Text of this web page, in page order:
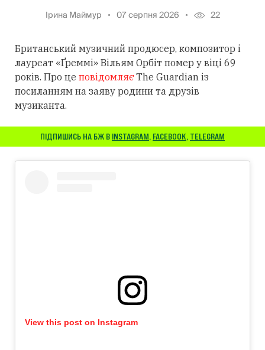
Ірина Маймур 07 серпня 2026 22
Британський музичний продюсер, композитор і
лауреат «Ґреммі» Вільям Орбіт помер у віці 69
років. Про це повідомляєThe Guardian із
посиланням на заяву родини та друзів
музиканта.
ПІДПИШИСЬ НА БЖ В INSTAGRAM, FACEBOOK, TELEGRAM
View this post on Instagram